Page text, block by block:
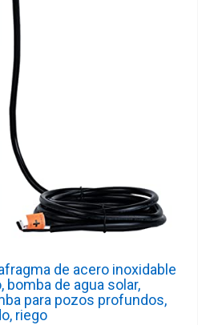
de acero inoxidable
bomba de agua solar,
para pozos profundos,
riego